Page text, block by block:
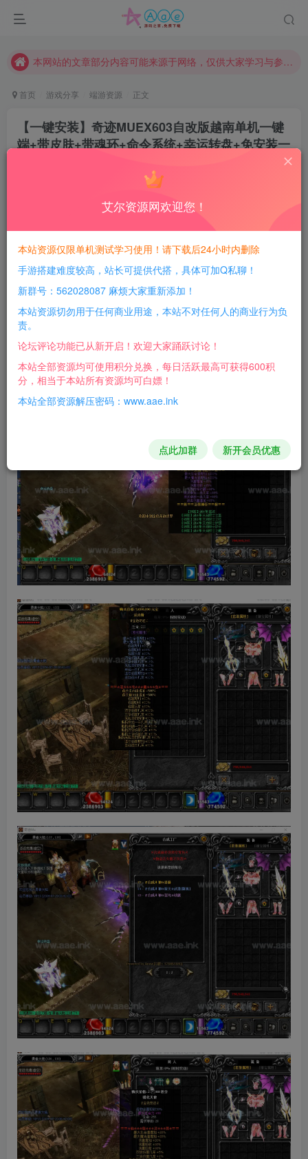
现在赞助会员享受专属折扣，详情点击此条公告。
本网站的文章部分内容可能来源于网络，仅供大家学习与参考，如有侵权，请联系站长QQ466107887进行删除处理。
首页 游戏分享 端游资源 正文
【一键安装】奇迹MUEX603自改版越南单机一键
端+带皮肤+带魂环+命令系统+幸运转盘+免安装一
93
每日活跃最高可获得600积分！所有资源可以使用
积分免费兑换！
游戏介绍：
游戏截图：
艾尔资源网欢迎您！
本站资源仅限单机测试学习使用！请下载后24小时内删除
手游搭建难度较高，站长可提供代搭，具体可加Q私聊！
新群号：562028087 麻烦大家重新添加！
本站资源切勿用于任何商业用途，本站不对任何人的商业行为负
责。
论坛评论功能已从新开启！欢迎大家踊跃讨论！
本站全部资源均可使用积分兑换，每日活跃最高可获得600积
分，相当于本站所有资源均可白嫖！
本站全部资源解压密码：www.aae.ink
点此加群 新开会员优惠